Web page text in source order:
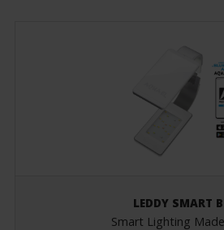
LEDDY SMART
Smart Lighting